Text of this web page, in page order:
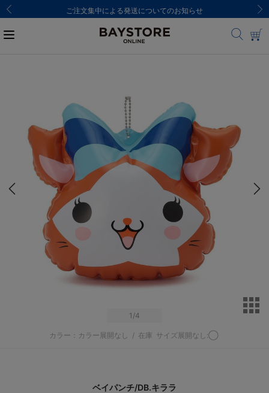
ご注文集中による発送についてのお知らせ
1 /4
カラー：カラー展開なし / 在庫 サイズ展開なし:◯
ベイパンチ/DB.キララ